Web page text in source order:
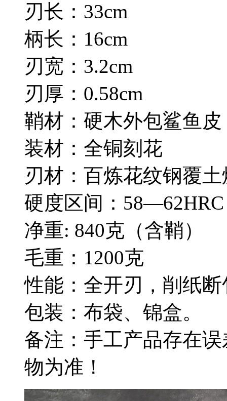
刃长：33cm
柄长：16cm
刃宽：3.2cm
刃厚：0.58cm
鞘材：硬木外包鲨鱼皮
装材：全铜刻花
刃材：百炼花纹钢覆
硬度区间：58—62HRC
净重: 840克（含鞘）
毛重：1200克
性能：全开刃，削纸
包装：布袋、锦盒。
备注：手工产品存在
物为准！